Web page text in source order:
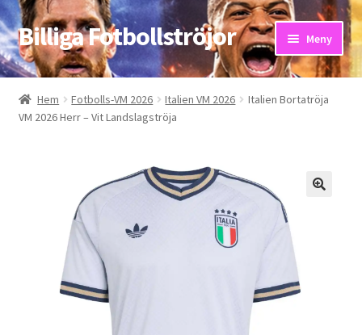
Hoppa
till
navigering
Hoppa
till
innehåll
Billiga Fotbollströjor Meny
Hem
Bloggar
Kontakta oss
Mitt konto
Hem Fotbolls-VM 2026 Italien VM 2026
Italien Bortatröja
VM 2026 Herr – Vit Landslagströja